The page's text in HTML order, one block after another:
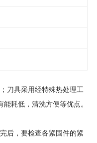
刀具采用经特殊热处理工
耗低，清洗方便等优点。
后，要检查各紧固件的紧